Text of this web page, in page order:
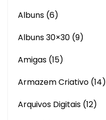
Albuns (6)
Albuns 30×30 (9)
Amigas (15)
Armazem Criativo (14)
Arquivos Digitais (12)